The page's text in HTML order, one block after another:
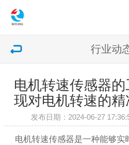
行业动
电机转速传感器
现对电机转速的精
发布日期：2024-06-27
电机转速传感器是一种能够实